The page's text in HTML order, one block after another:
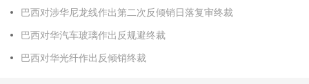
巴西对涉华尼龙线作出第二次反倾销日落复审终裁
巴西对华汽车玻璃作出反规避终裁
巴西对华光纤作出反倾销终裁